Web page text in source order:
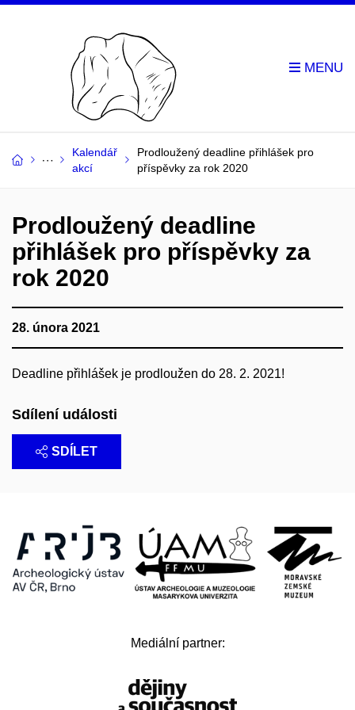
Kalendář
akcí
Prodloužený deadline přihlášek pro
příspěvky za rok 2020
Prodloužený deadline
přihlášek pro příspěvky za
rok 2020
28. února 2021
Deadline přihlášek je prodloužen do 28. 2. 2021!
Sdílení události
SDÍLET
Mediální partner: